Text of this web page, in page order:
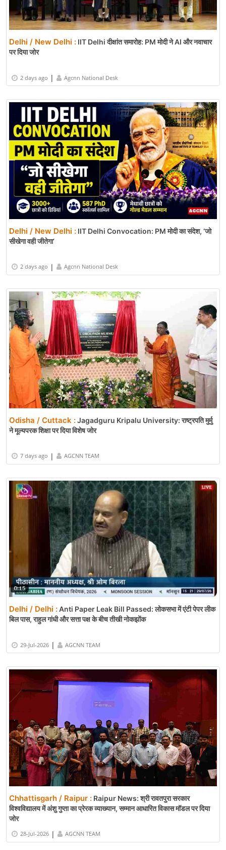
Delhi / New Delhi : IIT Delhi दीक्षांत समारोह: PM मोदी ने AI और नवाचार
पर दिया जोर
2 days ago | Agcnn National Desk
Delhi / New Delhi : IIT Delhi Convocation: PM मोदी का संदेश, ‘जो
सीखेगा वही जीतेगा’
2 days ago | Agcnn National Desk
Odisha / Cuttack :Jagadguru Kripalu University: राष्ट्रपति मुर्मु
ने मूल्यपरक शिक्षा पर दिया विशेष जोर
7 days ago | AGCNN TEAM
Delhi / Delhi :Anti Paper Leak Bill Passed: लोकसभा में एंटी पेपर लीक
बिल पास, राहुल गांधी और सत्ता पक्ष के बीच तीखी नोकझोंक
29-Jul-2026 | AGCNN TEAM
Chhattisgarh / Raipur : Raipur News: श्री रावतपुरा सरकार
विश्वविद्यालय में अंशु गुप्ता का प्रेरक व्याख्यान, सम्मान आधारित विकास मॉडल पर दिया
जोर
28-Jul-2026 | AGCNN TEAM